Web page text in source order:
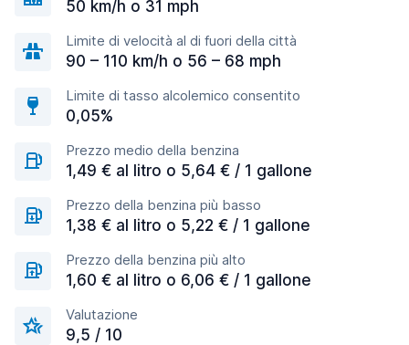
50 km/h o 31 mph
Limite di velocità al di fuori della città
90 – 110 km/h o 56 – 68 mph
Limite di tasso alcolemico consentito
0,05%
Prezzo medio della benzina
1,49 € al litro o 5,64 € / 1 gallone
Prezzo della benzina più basso
1,38 € al litro o 5,22 € / 1 gallone
Prezzo della benzina più alto
1,60 € al litro o 6,06 € / 1 gallone
Valutazione
9,5 / 10